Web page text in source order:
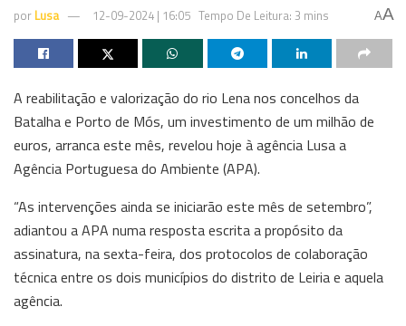
por Lusa 12-09-2024 | 16:05 Tempo De Leitura: 3 mins AA
A reabilitação e valorização do rio Lena nos concelhos da
Batalha e Porto de Mós, um investimento de um milhão de
euros, arranca este mês, revelou hoje à agência Lusa a
Agência Portuguesa do Ambiente (APA).
“As intervenções ainda se iniciarão este mês de setembro”,
adiantou a APA numa resposta escrita a propósito da
assinatura, na sexta-feira, dos protocolos de colaboração
técnica entre os dois municípios do distrito de Leiria e aquela
agência.